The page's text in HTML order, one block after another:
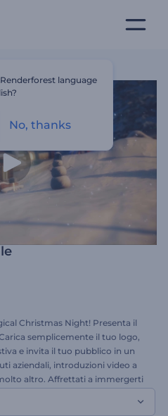
Christmas Night! Presenta il
semplicemente il tuo logo,
e invita il tuo pubblico in un
aziendali, introduzioni video a
altro. Affrettati a immergerti
oggi stesso!
language
No, thanks